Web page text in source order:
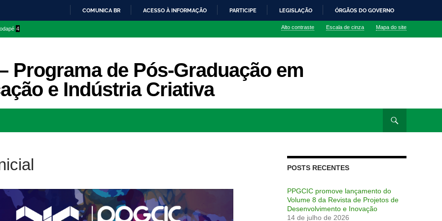
O
COMUNICA BR ACESSO À INFORMAÇÃO PARTICIPE LEGISLAÇÃO ÓRGÃOS DO GOVERNO
4 Alto contraste Escala de cinza Mapa do site
Programa de Pós-Graduação em
e Indústria Criativa
POSTS RECENTES
PPGCIC promove lançamento do
Volume 8 da Revista de Projetos de
Desenvolvimento e Inovação
14 de julho de 2026